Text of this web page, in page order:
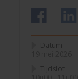
Datum
Tijdslot